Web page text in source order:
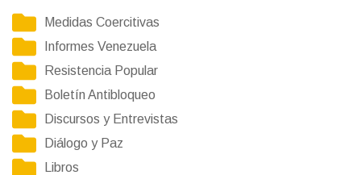
Medidas Coercitivas
Informes Venezuela
Resistencia Popular
Boletín Antibloqueo
Discursos y Entrevistas
Diálogo y Paz
Libros